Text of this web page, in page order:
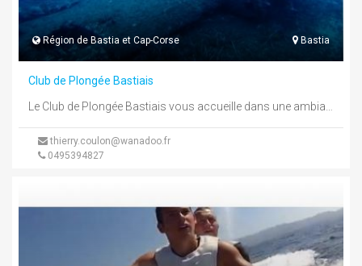
Région de Bastia et Cap-Corse Bastia
Club de Plongée Bastiais
thierry.coulon@wanadoo.fr
0495394827